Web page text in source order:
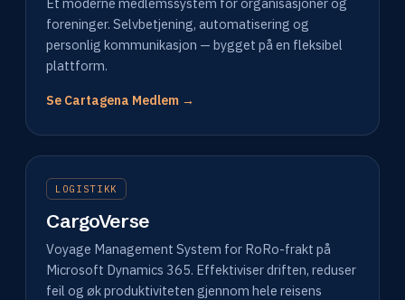
foreninger. Selvbetjening, automatisering og
personlig kommunikasjon — bygget på en fleksibel
plattform.
Se Cartagena Medlem →
LOGISTIKK
CargoVerse
Voyage Management System for RoRo-frakt på
Microsoft Dynamics 365. Effektiviser driften, reduser
feil og øk produktiviteten gjennom hele reisens